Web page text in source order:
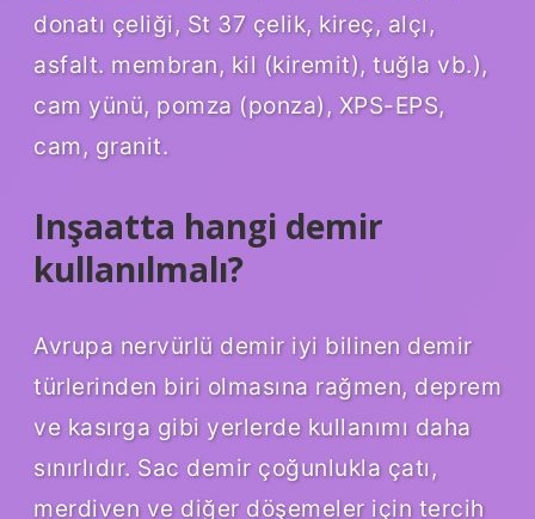
donatı çeliği, St 37 çelik, kireç, alçı,
asfalt. membran, kil (kiremit), tuğla vb.),
cam yünü, pomza (ponza), XPS-EPS,
cam, granit.
Inşaatta hangi demir
kullanılmalı?
Avrupa nervürlü demir iyi bilinen demir
türlerinden biri olmasına rağmen, deprem
ve kasırga gibi yerlerde kullanımı daha
sınırlıdır. Sac demir çoğunlukla çatı,
merdiven ve diğer döşemeler için tercih